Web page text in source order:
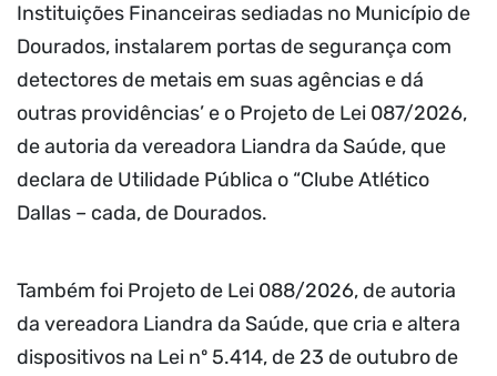
Instituições Financeiras sediadas no Município de
Dourados, instalarem portas de segurança com
detectores de metais em suas agências e dá
outras providências’ e o Projeto de Lei 087/2026,
de autoria da vereadora Liandra da Saúde, que
declara de Utilidade Pública o “Clube Atlético
Dallas – cada, de Dourados.
Também foi Projeto de Lei 088/2026, de autoria
da vereadora Liandra da Saúde, que cria e altera
dispositivos na Lei nº 5.414, de 23 de outubro de